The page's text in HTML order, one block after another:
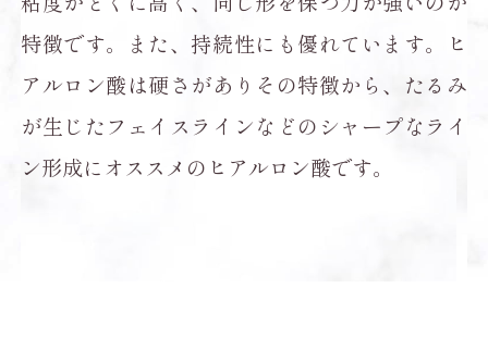
特徴です。また、持続性にも優れています。ヒ
アルロン酸は硬さがありその特徴から、たるみ
が生じたフェイスラインなどのシャープなライ
ン形成にオススメのヒアルロン酸です。